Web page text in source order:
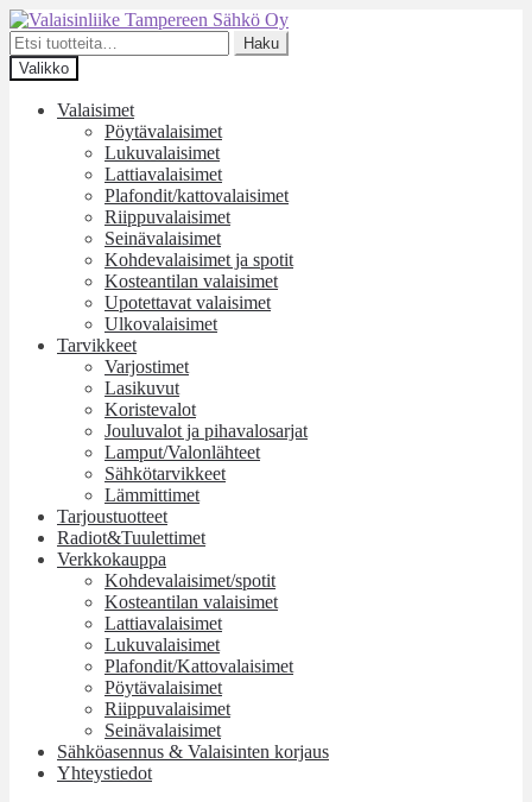
Siirry
navigointiin
Siirry
sisältöön
Etsi:
Haku
Valikko
Valaisimet
Pöytävalaisimet
Lukuvalaisimet
Lattiavalaisimet
Plafondit/kattovalaisimet
Riippuvalaisimet
Seinävalaisimet
Kohdevalaisimet ja spotit
Kosteantilan valaisimet
Upotettavat valaisimet
Ulkovalaisimet
Tarvikkeet
Varjostimet
Lasikuvut
Koristevalot
Jouluvalot ja pihavalosarjat
Lamput/Valonlähteet
Sähkötarvikkeet
Lämmittimet
Tarjoustuotteet
Radiot&Tuulettimet
Verkkokauppa
Kohdevalaisimet/spotit
Kosteantilan valaisimet
Lattiavalaisimet
Lukuvalaisimet
Plafondit/Kattovalaisimet
Pöytävalaisimet
Riippuvalaisimet
Seinävalaisimet
Sähköasennus & Valaisinten korjaus
Yhteystiedot